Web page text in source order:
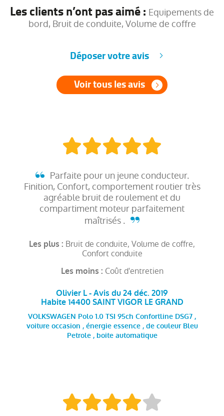
Les clients n’ont pas aimé : Equipements de
bord, Bruit de conduite, Volume de coffre
Déposer votre avis
Voir tous les avis
Parfaite pour un jeune conducteur.
Finition, Confort, comportement routier très
agréable bruit de roulement et du
compartiment moteur parfaitement
maîtrisés .
Les plus : Bruit de conduite, Volume de coffre,
Confort conduite
Les moins : Coût d'entretien
Olivier L - Avis du 24 déc. 2019
Habite 14400 SAINT VIGOR LE GRAND
VOLKSWAGEN Polo 1.0 TSI 95ch Confortline DSG7 ,
voiture occasion , énergie essence , de couleur Bleu
Petrole , boite automatique